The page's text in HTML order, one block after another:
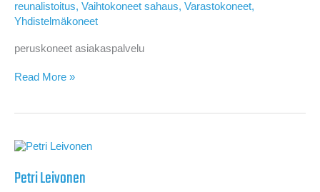
reunalistoitus, Vaihtokoneet sahaus, Varastokoneet,
Yhdistelmäkoneet
peruskoneet asiakaspalvelu
Jari
Read More »
Petri Leivonen